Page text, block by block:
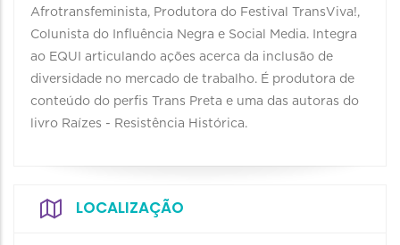
Afrotransfeminista, Produtora do Festival TransViva!,
Colunista do Influência Negra e Social Media. Integra
ao EQUI articulando ações acerca da inclusão de
diversidade no mercado de trabalho. É produtora de
conteúdo do perfis Trans Preta e uma das autoras do
livro Raízes - Resistência Histórica.
LOCALIZAÇÃO